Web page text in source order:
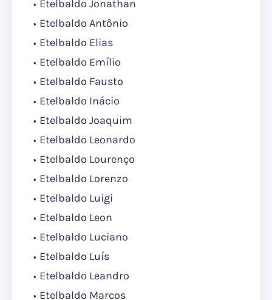
Etelbaldo Jonathan
Etelbaldo Antônio
Etelbaldo Elias
Etelbaldo Emílio
Etelbaldo Fausto
Etelbaldo Inácio
Etelbaldo Joaquim
Etelbaldo Leonardo
Etelbaldo Lourenço
Etelbaldo Lorenzo
Etelbaldo Luigi
Etelbaldo Leon
Etelbaldo Luciano
Etelbaldo Luís
Etelbaldo Leandro
Etelbaldo Marcos